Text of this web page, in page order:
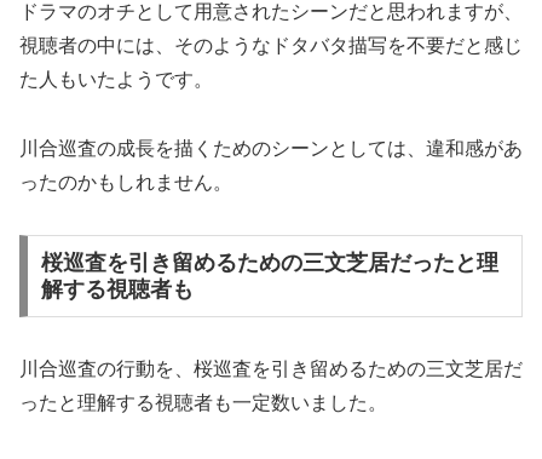
ドラマのオチとして用意されたシーンだと思われますが、
視聴者の中には、そのようなドタバタ描写を不要だと感じ
た人もいたようです。
川合巡査の成長を描くためのシーンとしては、違和感があ
ったのかもしれません。
桜巡査を引き留めるための三文芝居だったと理
解する視聴者も
川合巡査の行動を、桜巡査を引き留めるための三文芝居だ
ったと理解する視聴者も一定数いました。